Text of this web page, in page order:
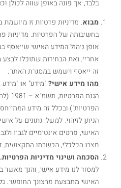
בלבד, אך פונה באופן שווה לכולן
מבוא. מדיניות פרטיות זו
בחשיבותה של הפרטיות. מדיניות
אופן ניהול המידע האישי שייאסף
אחריי, ואת הבחירות שתוכלו לבצע
זה ייאסף וישמש במסגרת האתר.
מהו מידע אישי?"מידע" או "מידע
הגנת
הפרטיות") ובכלל זה מידע
הניתן לזיהוי. למשל: נתונים על
האישי, פרטים אינטימיים לגביו
מצבו הכלכלי, הכשרתו המקצועית,
הסכמה ושינוי מדיניות הפרטיות.
למסור לנו מידע אישי, והנך מאשר
האישי מתבצעת מרצונך החופשי.